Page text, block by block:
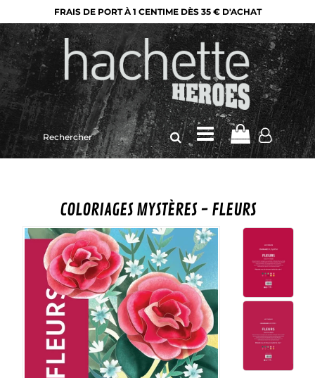
FRAIS DE PORT À 1 CENTIME DÈS 35 € D'ACHAT
Rechercher
sur
le
COLORIAGES MYSTÈRES - FLEURS